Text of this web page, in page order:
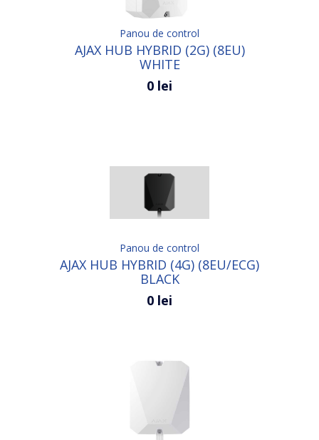
Panou de control
AJAX HUB HYBRID (2G) (8EU)
WHITE
0 lei
Panou de control
AJAX HUB HYBRID (4G) (8EU/ECG)
BLACK
0 lei